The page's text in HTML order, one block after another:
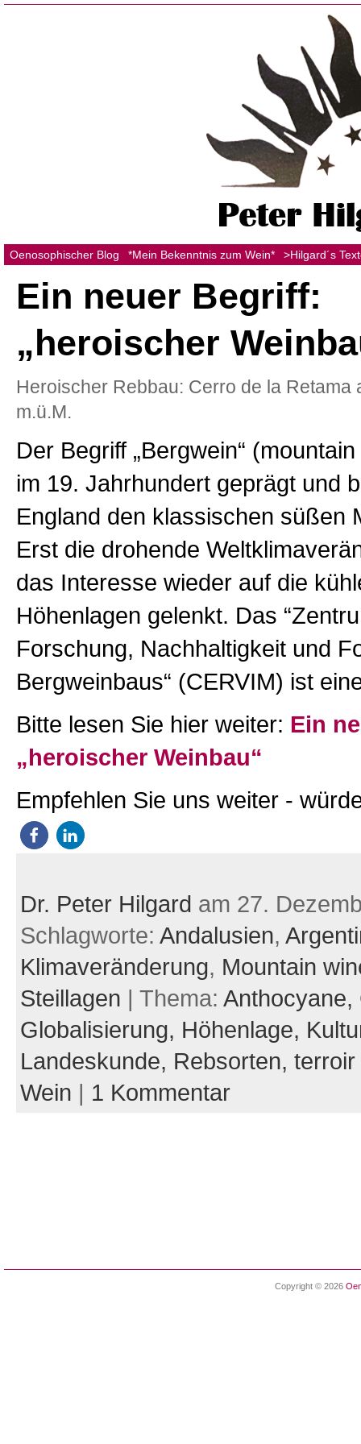
Oenosophischer Blog *Mein Bekenntnis zum Wein* >Hilgard´s
Ein neuer Begriff:
„heroischer
Heroischer Rebbau: Cerro de la Retama
m.ü.M.
Der Begriff „Bergwein“
im 19. Jahrhundert geprägt und
England den klassischen süßen
Erst die drohende
das Interesse wieder auf die
Höhenlagen gelenkt. Das
Forschung, Nachhaltigkeit und
Bergweinbaus“ (CERVIM) ist
Bitte lesen Sie hier weiter: Ein
„heroischer Weinbau“
Empfehlen Sie uns weiter -
Dr. Peter Hilgard am 27.
Schlagworte: Andalusien,
Klimaveränderung, Mountain
Steillagen | Thema: Anthocyane,
Globalisierung, Höhenlage,
Landeskunde, Rebsorten, terroir
Wein | 1 Kommentar
Copyright © 2026